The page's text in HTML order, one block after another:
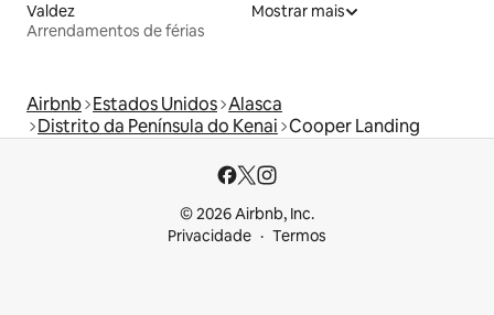
Valdez
Arrendamentos de férias
Mostrar mais
Airbnb Estados Unidos Alasca
Distrito da Península do Kenai Cooper Landing
© 2026 Airbnb, Inc.
Privacidade
Termos